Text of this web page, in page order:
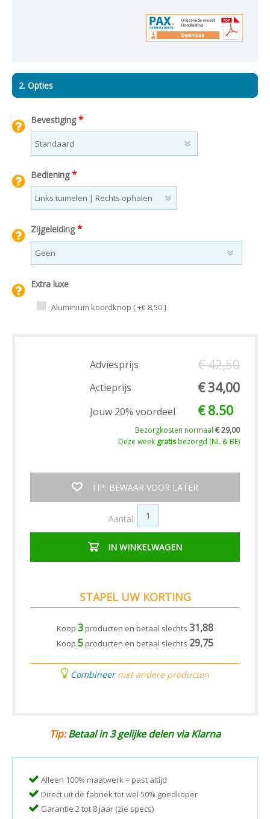
2. Opties
Bevestiging*
Bediening*
Zijgeleiding*
Extra luxe
Aluminium koordknop [ +€ 8,50 ]
Adviesprijs € 42,50
Actieprijs € 34,00
Jouw 20% voordeel € 8.50
Bezorgkosten normaal € 29,00
Deze week gratisbezorgd (NL & BE)
TIP: BEWAAR VOOR LATER
Aantal:
IN WINKELWAGEN
STAPEL UW KORTING
Koop 3 producten en betaal slechts 31,88
Koop 5 producten en betaal slechts 29,75
Combineermet andere producten
Tip:Betaal in 3 gelijke delen via Klarna
Alleen 100% maatwerk = past altijd
Direct uit de fabriek tot wel 50% goedkoper
Garantie 2 tot 8 jaar (zie specs)